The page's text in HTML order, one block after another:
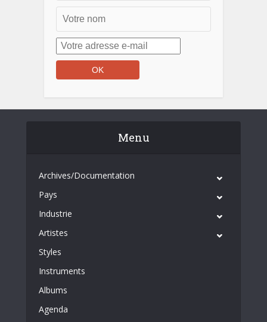
Menu
Archives/Documentation
Pays
Industrie
Artistes
Styles
Instruments
Albums
Agenda